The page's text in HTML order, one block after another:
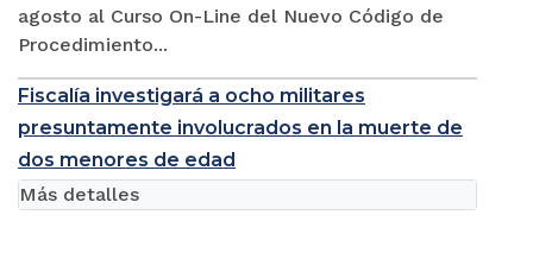
agosto al Curso On-Line del Nuevo Código de
Procedimiento...
Fiscalía investigará a ocho militares
presuntamente involucrados en la muerte de
dos menores de edad
Más detalles